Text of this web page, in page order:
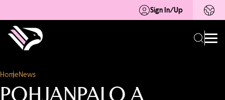
Sign In/Up
HomeNews
POHJANPALO A